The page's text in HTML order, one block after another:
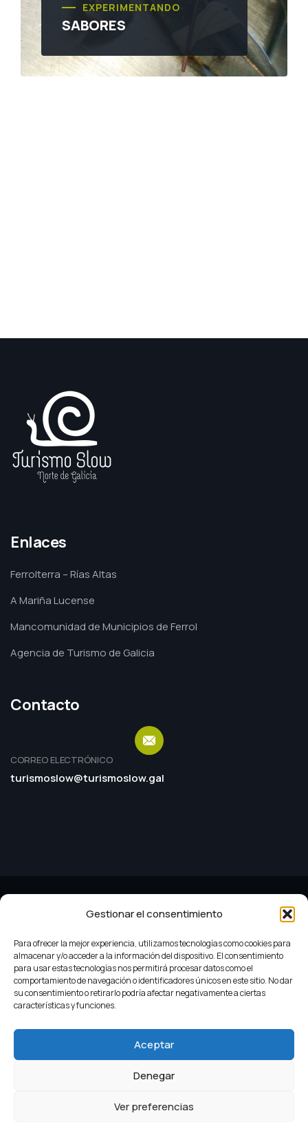
Gestionar el consentimiento
Para ofrecer la mejor experiencia, utilizamos tecnologías como cookies para
almacenar y/o acceder a la información del dispositivo. El consentimiento
para usar estas tecnologías nos permitirá procesar datos como el
comportamiento de navegación o identificadores únicos en este sitio. No dar
su consentimiento o retirarlo podría afectar negativamente a ciertas
características y funciones.
Aceptar
Denegar
Ver preferencias
EXPERIMENTANDO
SABORES
Enlaces
Ferrolterra – Rías Altas
A Mariña Lucense
Mancomunidad de Municipios de Ferrol
Agencia de Turismo de Galicia
Contacto
CORREO ELECTRÓNICO
turismoslow@turismoslow.gal
Criterios do Turismo Slow Leyenda
Aviso legal Política de cookies
© 2024 Desarrollo GaliciaDigital